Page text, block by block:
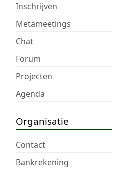
Inschrijven
Metameetings
Chat
Forum
Projecten
Agenda
Organisatie
Contact
Bankrekening